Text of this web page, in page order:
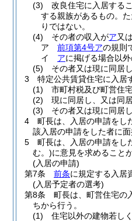
(3)
改良住宅に入居する
する親族があるもの。
りではない。
(4)
その者の収入がア又は
ア
前項第4号アの規則
イ
アに掲げる場合以
(5)
その者又は現に同居
3
特定公共賃貸住宅に入居
(1)
市町村税及び町営住
(2)
現に同居し、又は同
(3)
その者又は現に同居
4
町長は、入居の申請をし
該入居の申請をした者に
5
町長は、入居の申請をし
む。)に意見を求めること
(入居の申請)
第7条
前条に規定する入居
(入居予定者の選考)
第8条
町長は、町営住宅の
ちから行う。
(1)
住宅以外の建物若し